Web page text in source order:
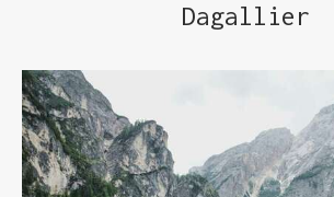
Dagallier